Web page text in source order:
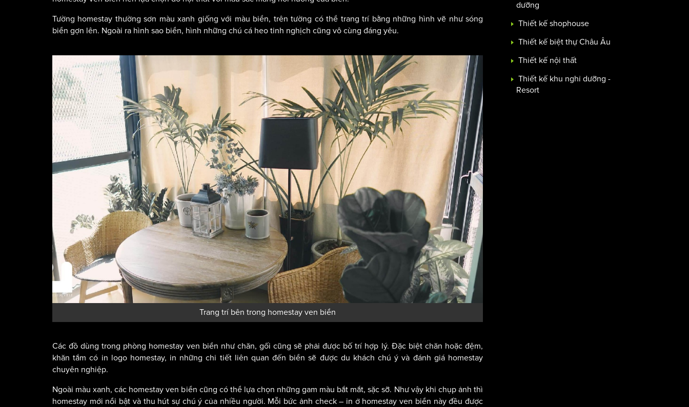
Tường homestay thường sơn màu xanh giống với màu biển, trên tường có thể trang trí bằng những hình vẽ như sóng
biển gợn lên. Ngoài ra hình sao biển, hình những chú cá heo tinh nghịch cũng vô cùng đáng yêu.
Trang trí bên trong homestay ven biển
Các đồ dùng trong phòng homestay ven biển như chăn, gối cũng sẽ phải được bố trí hợp lý. Đặc biệt chăn hoặc đệm,
khăn tắm có in logo homestay, in những chi tiết liên quan đến biển sẽ được du khách chú ý và đánh giá homestay
chuyên nghiệp.
Ngoài màu xanh, các homestay ven biển cũng có thể lựa chọn những gam màu bắt mắt, sặc sỡ. Như vậy khi chụp ảnh thì
homestay mới nổi bật và thu hút sự chú ý của nhiều người. Mỗi bức ảnh check – in ở homestay ven biển này đều được
dưỡng
Thiết kế shophouse
Thiết kế biệt thự Châu Âu
Thiết kế nội thất
Thiết kế khu nghỉ dưỡng -
Resort